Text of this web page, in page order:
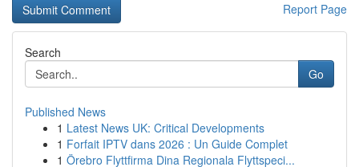
Report Page
Search
Go
Published News
1 Latest News UK: Critical Developments
1 Forfait IPTV dans 2026 : Un Guide Complet
1 Örebro Flyttfirma Dina Regionala Flyttspeci...